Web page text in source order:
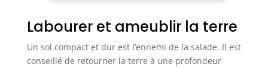
Jardin s'applique à proposer des articles au plus
MARQUE FRANÇAISE : expédition directe depuis
notre entrepôt dans la Loire
Labourer et ameublir la terre
Un sol compact et dur est l’ennemi de la salade. Il est
conseillé de retourner la terre à une profondeur